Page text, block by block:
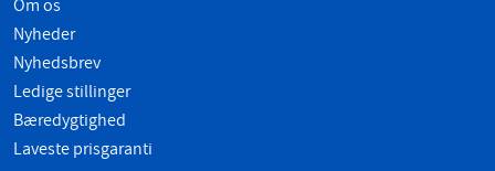
Om os
Nyheder
Nyhedsbrev
Ledige stillinger
Bæredygtighed
Laveste prisgaranti